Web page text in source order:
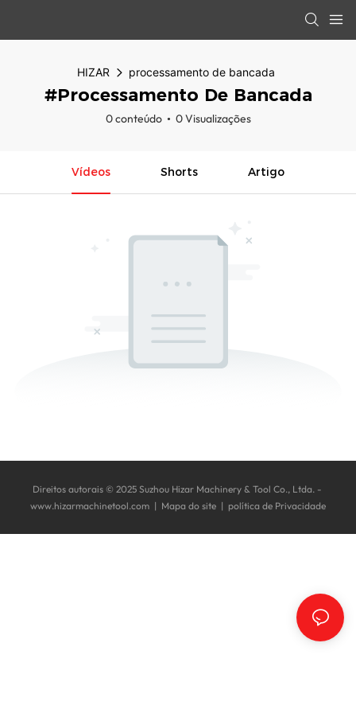
HIZAR processamento de bancada
#processamento De Bancada
0 conteúdo 0 Visualizações
Vídeos Shorts Artigo
Direitos autorais © 2025 Suzhou Hizar Machinery & Tool Co., Ltda. -
www.hizarmachinetool.com | Mapa do site | política de Privacidade